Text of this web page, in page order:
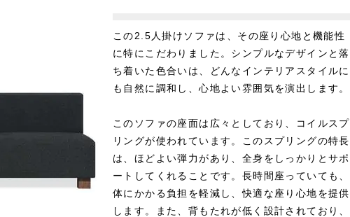
この2.5人掛けソファは、その座り心地と機能性
に特にこだわりました。シンプルなデザインと落
ち着いた色合いは、どんなインテリアスタイルに
も自然に調和し、心地よい雰囲気を演出します。
このソファの座面は広々としており、コイルスプ
リングが使われています。このスプリングの特長
は、ほどよい弾力があり、全身をしっかりとサポ
ートしてくれることです。長時間座っていても、
体にかかる負担を軽減し、快適な座り心地を提供
します。また、背もたれが低く設計されており、